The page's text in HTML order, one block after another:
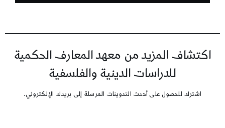
اكتشاف المزيد من معهد المعارف الحكمية
للدراسات الدينية والفلسفية
اشترك للحصول على أحدث التدوينات المرسلة إلى بريدك الإلكتروني.